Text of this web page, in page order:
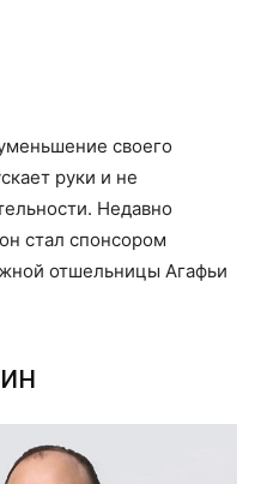
своего
руки и не
Недавно
стал спонсором
отшельницы Агафьи